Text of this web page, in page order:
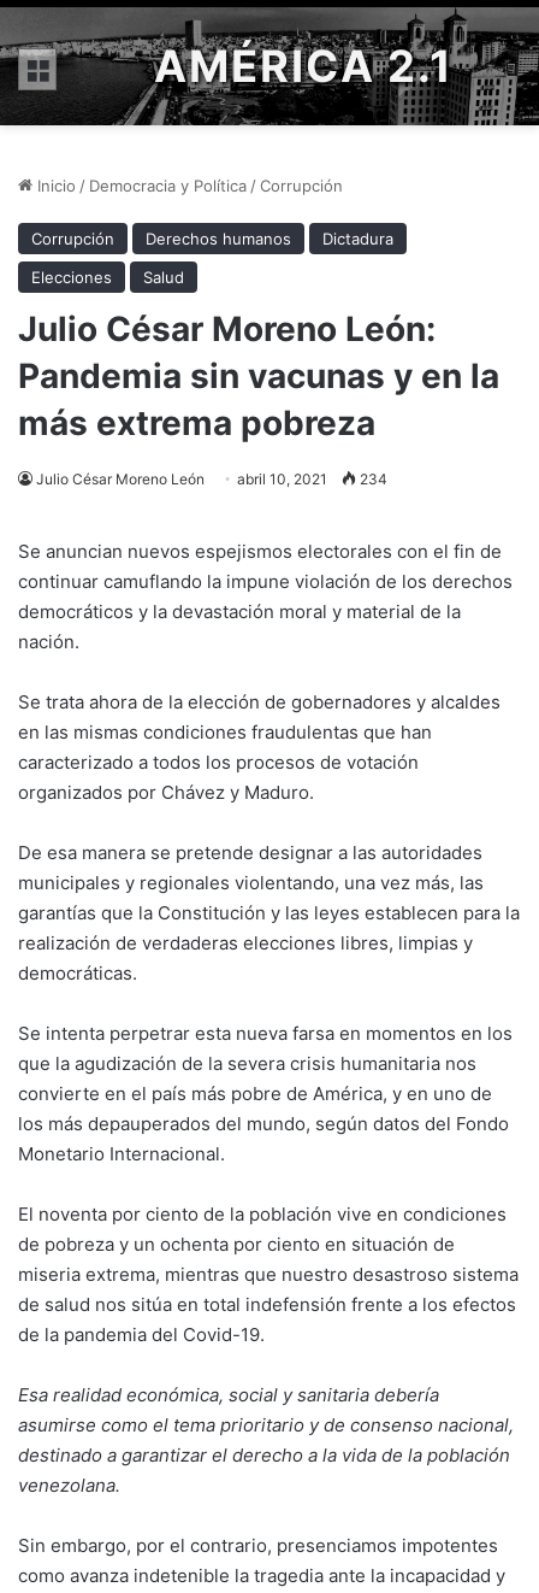
Menú AMÉRICA 2.1
Inicio / Democracia y Política /Corrupción
Corrupción Derechos humanos
Dictadura
Elecciones
Salud
Julio César Moreno León:
Pandemia sin vacunas y en la
más extrema pobreza
Julio César Moreno León abril 10, 2021 234
Se anuncian nuevos espejismos electorales con el fin de
continuar camuflando la impune violación de los derechos
democráticos y la devastación moral y material de la
nación.
Se trata ahora de la elección de gobernadores y alcaldes
en las mismas condiciones fraudulentas que han
caracterizado a todos los procesos de votación
organizados por Chávez y Maduro.
De esa manera se pretende designar a las autoridades
municipales y regionales violentando, una vez más, las
garantías que la Constitución y las leyes establecen para la
realización de verdaderas elecciones libres, limpias y
democráticas.
Se intenta perpetrar esta nueva farsa en momentos en los
que la agudización de la severa crisis humanitaria nos
convierte en el país más pobre de América, y en uno de
los más depauperados del mundo, según datos del Fondo
Monetario Internacional.
El noventa por ciento de la población vive en condiciones
de pobreza y un ochenta por ciento en situación de
miseria extrema, mientras que nuestro desastroso sistema
de salud nos sitúa en total indefensión frente a los efectos
de la pandemia del Covid-19.
Esa realidad económica, social y sanitaria debería
asumirse como el tema prioritario y de consenso nacional,
destinado a garantizar el derecho a la vida de la población
venezolana.
Sin embargo, por el contrario, presenciamos impotentes
como avanza indetenible la tragedia ante la incapacidad y